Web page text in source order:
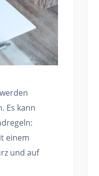
Es kann
einem
und auf